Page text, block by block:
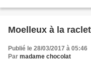
Moelleux à la
Publié le 28/03/2017 à 05:46
Par madame chocolat